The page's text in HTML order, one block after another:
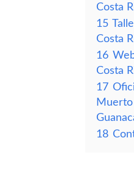
Costa
15
Costa
16
Costa
17
18